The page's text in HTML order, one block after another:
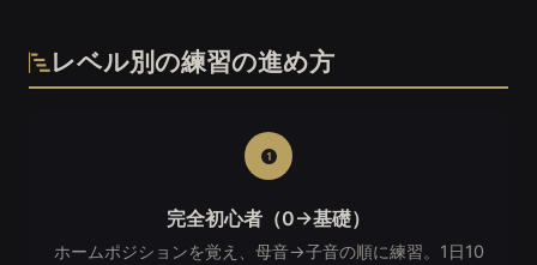
レベル別の練習の進め方
完全初心者（0→基礎）
ホームポジションを覚え、母音→子音の順に練習。1日10